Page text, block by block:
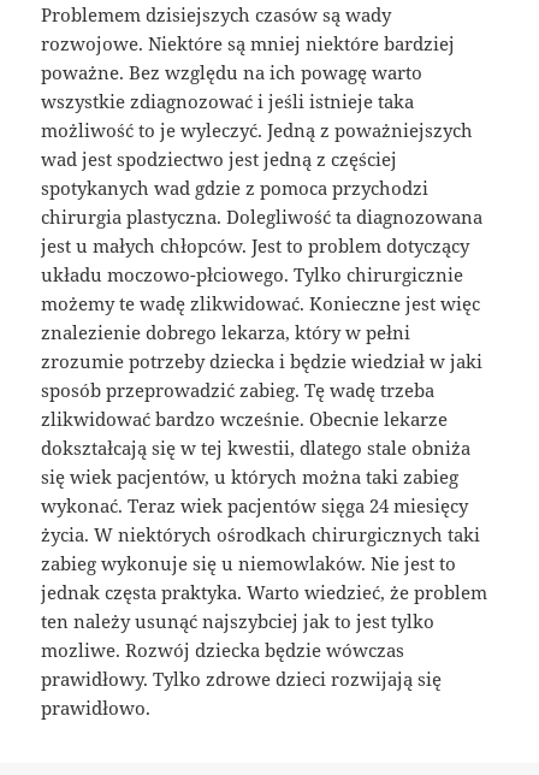
Problemem dzisiejszych czasów są wady
rozwojowe. Niektóre są mniej niektóre bardziej
poważne. Bez względu na ich powagę warto
wszystkie zdiagnozować i jeśli istnieje taka
możliwość to je wyleczyć. Jedną z poważniejszych
wad jest spodziectwo jest jedną z częściej
spotykanych wad gdzie z pomoca przychodzi
chirurgia plastyczna. Dolegliwość ta diagnozowana
jest u małych chłopców. Jest to problem dotyczący
układu moczowo-płciowego. Tylko chirurgicznie
możemy te wadę zlikwidować. Konieczne jest więc
znalezienie dobrego lekarza, który w pełni
zrozumie potrzeby dziecka i będzie wiedział w jaki
sposób przeprowadzić zabieg. Tę wadę trzeba
zlikwidować bardzo wcześnie. Obecnie lekarze
dokształcają się w tej kwestii, dlatego stale obniża
się wiek pacjentów, u których można taki zabieg
wykonać. Teraz wiek pacjentów sięga 24 miesięcy
życia. W niektórych ośrodkach chirurgicznych taki
zabieg wykonuje się u niemowlaków. Nie jest to
jednak częsta praktyka. Warto wiedzieć, że problem
ten należy usunąć najszybciej jak to jest tylko
mozliwe. Rozwój dziecka będzie wówczas
prawidłowy. Tylko zdrowe dzieci rozwijają się
prawidłowo.